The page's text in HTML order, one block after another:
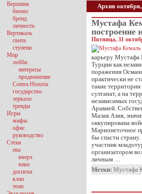
Архив
Мустафа
построение
Пятница, 31
карьеру Мустафа
Турции как
поражения
практически не
такие
султанат, а на
независимых
Аравией.
Малая Азия,
оккупирована
Марионеточное
бы спасти
участник
организатором
личным …
Метки: Мустафа
Вершина
бизнес
бренд
личность
Вертикаль
свита
ступени
Мир
лобби
интересы
продвижение
Contra Historia
государство
зеркало
тренды
Игры
мифы
офис
руководство
Стена
ева
вверх
вниз
доспехи
клан
тени